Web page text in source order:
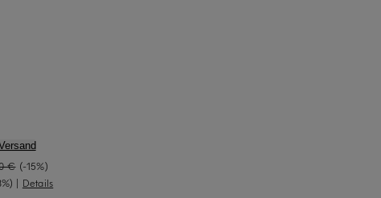
€ (-15%)
| Details